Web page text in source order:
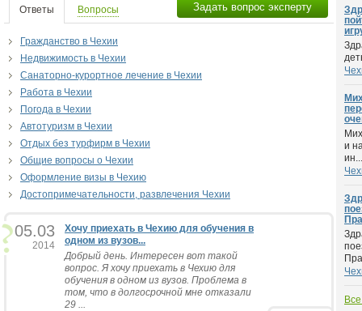
Ответы Вопросы Задать вопрос эксперту
Гражданство в Чехии
Недвижимость в Чехии
Санаторно-курортное лечение в Чехии
Работа в Чехии
Погода в Чехии
Автотуризм в Чехии
Отдых без турфирм в Чехии
Общие вопросы о Чехии
Оформление визы в Чехию
Достопримечательности, развлечения Чехии
05.03
2014
Хочу приехать в Чехию для обучения в
одном из вузов...
Добрый день. Интересен вот такой
вопрос. Я хочу приехать в Чехию для
обучения в одном из вузов. Проблема в
том, что в долгосрочной мне отказали
29 ...
и
ин...